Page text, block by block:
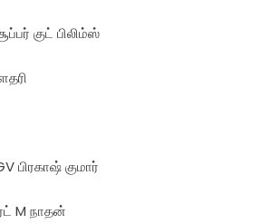
குட் பிலிம்ஸ்
பிரகாஷ் குமார்
M நாதன்